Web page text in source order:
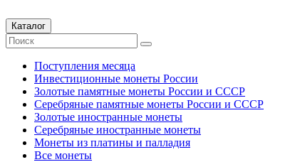
Каталог
Поступления месяца
Инвестиционные монеты России
Золотые памятные монеты России и СССР
Серебряные памятные монеты России и СССР
Золотые иностранные монеты
Серебряные иностранные монеты
Монеты из платины и палладия
Все монеты